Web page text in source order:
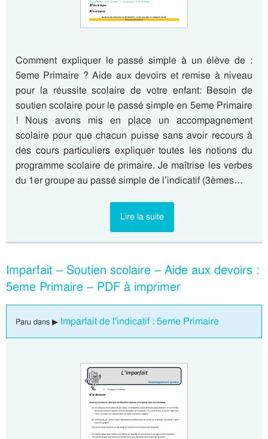
Comment expliquer le passé simple à un élève de :
5eme Primaire ? Aide aux devoirs et remise à niveau
pour la réussite scolaire de votre enfant: Besoin de
soutien scolaire pour le passé simple en 5eme Primaire
! Nous avons mis en place un accompagnement
scolaire pour que chacun puisse sans avoir recours à
des cours particuliers expliquer toutes les notions du
programme scolaire de primaire. Je maîtrise les verbes
du 1er groupe au passé simple de l’indicatif (3èmes…
Lire la suite
Imparfait – Soutien scolaire – Aide aux devoirs :
5eme Primaire – PDF à imprimer
Paru dans ▶ Imparfait de l'indicatif : 5eme Primaire